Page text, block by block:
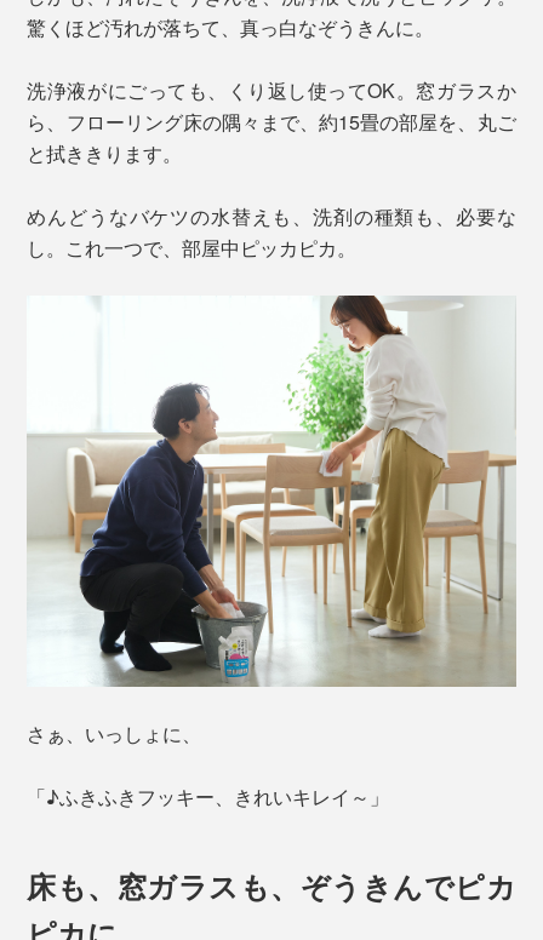
驚くほど汚れが落ちて、真っ白なぞうきんに。
洗浄液がにごっても、くり返し使ってOK。窓ガラスか
ら、フローリング床の隅々まで、約15畳の部屋を、丸ご
と拭ききります。
めんどうなバケツの水替えも、洗剤の種類も、必要な
し。これ一つで、部屋中ピッカピカ。
さぁ、いっしょに、
「♪ふきふきフッキー、きれいキレイ～」
床も、窓ガラスも、ぞうきんでピカ
ピカに